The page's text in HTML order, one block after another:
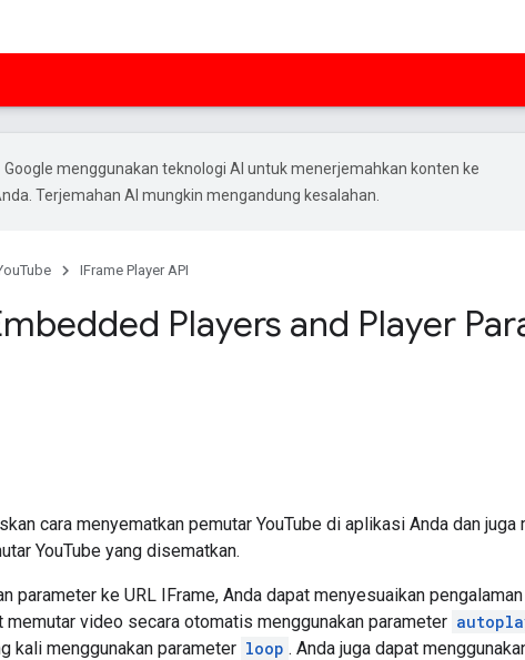
Google menggunakan teknologi AI untuk menerjemahkan konten ke
Terjemahan AI mungkin mengandung kesalahan.
IFrame Player API
Players and Player
cara menyematkan pemutar YouTube di aplikasi Anda dan juga
YouTube yang disematkan.
parameter ke URL IFrame, Anda dapat menyesuaikan
memutar video secara otomatis menggunakan parameter
kali menggunakan parameter loop . Anda juga dapat